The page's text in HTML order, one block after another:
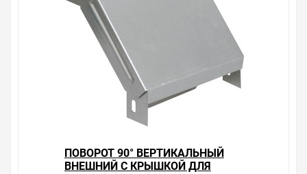
ПОВОРОТ 90° ВЕРТИКАЛЬНЫЙ
ВНЕШНИЙ С КРЫШКОЙ ДЛЯ